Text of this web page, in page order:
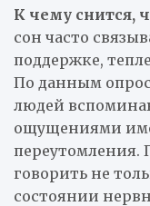
К чему снится,
сон часто
поддержке,
По данным
людей
ощущениями
переутомления.
говорить не
состоянии